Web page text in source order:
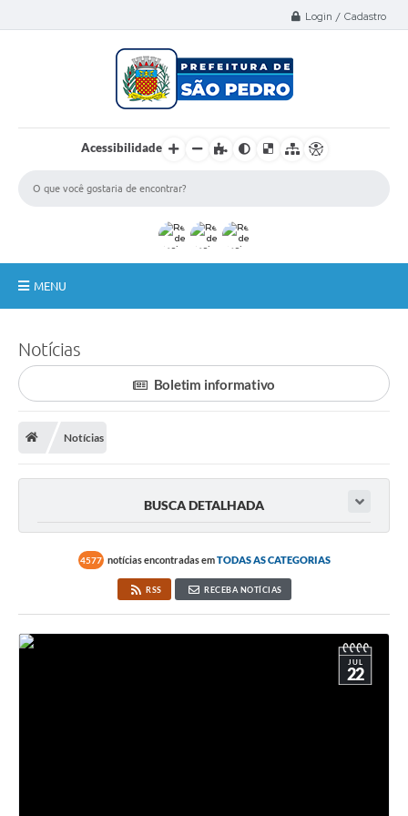
Login / Cadastro
Acessibilidade
MENU
Administração
Secretarias
Links importantes
Horários e itinerários dos ônibus urbanos de São Pedro
Protocolo - Instruções e modelos de requerimentos
Medicamentos disponíveis na Farmácia Municipal
Cemitérios
Notícias
Boletim informativo
Notícias
BUSCA DETALHADA
4577 notícias encontradas emTODAS AS CATEGORIAS
RSS RECEBA NOTÍCIAS
JUL
22